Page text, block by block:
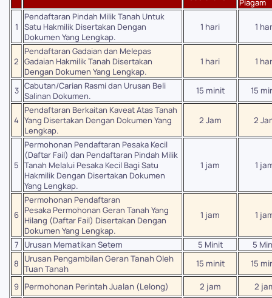
Piagam
1
Pendaftaran Pindah Milik Tanah Untuk
Satu Hakmilik Disertakan Dengan
Dokumen Yang Lengkap.
1 hari 1
2
Pendaftaran Gadaian dan Melepas
Gadaian Hakmilik Tanah Disertakan
Dengan Dokumen Yang Lengkap.
1 hari 1
3 Cabutan/Carian Rasmi dan Urusan Beli
Salinan Dokumen.
15 minit 15
4
Pendaftaran Berkaitan Kaveat Atas Tanah
Yang Disertakan Dengan Dokumen Yang
Lengkap.
2 Jam 2
5
Permohonan Pendaftaran Pesaka Kecil
(Daftar Fail) dan Pendaftaran Pindah Milik
Tanah Melalui Pesaka Kecil Bagi Satu
Hakmilik Dengan Disertakan Dokumen
Yang Lengkap.
1 jam 1
6
Permohonan Pendaftaran
Pesaka Permohonan Geran Tanah Yang
Hilang (Daftar Fail) Disertakan Dengan
Dokumen Yang Lengkap.
1 jam 1
7 Urusan Mematikan Setem 5 Minit
5
8
Urusan Pengambilan Geran Tanah Oleh
Tuan Tanah
15 minit 15
9 Permohonan Perintah Jualan (Lelong) 2 jam 2